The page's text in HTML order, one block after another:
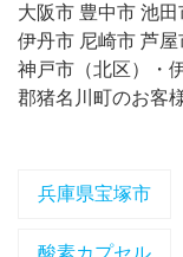
大阪市 豊中市 池
伊丹市 尼崎市 芦屋
神戸市（北区）・
郡猪名川町のお客
兵庫県宝塚市
酸素カプセル